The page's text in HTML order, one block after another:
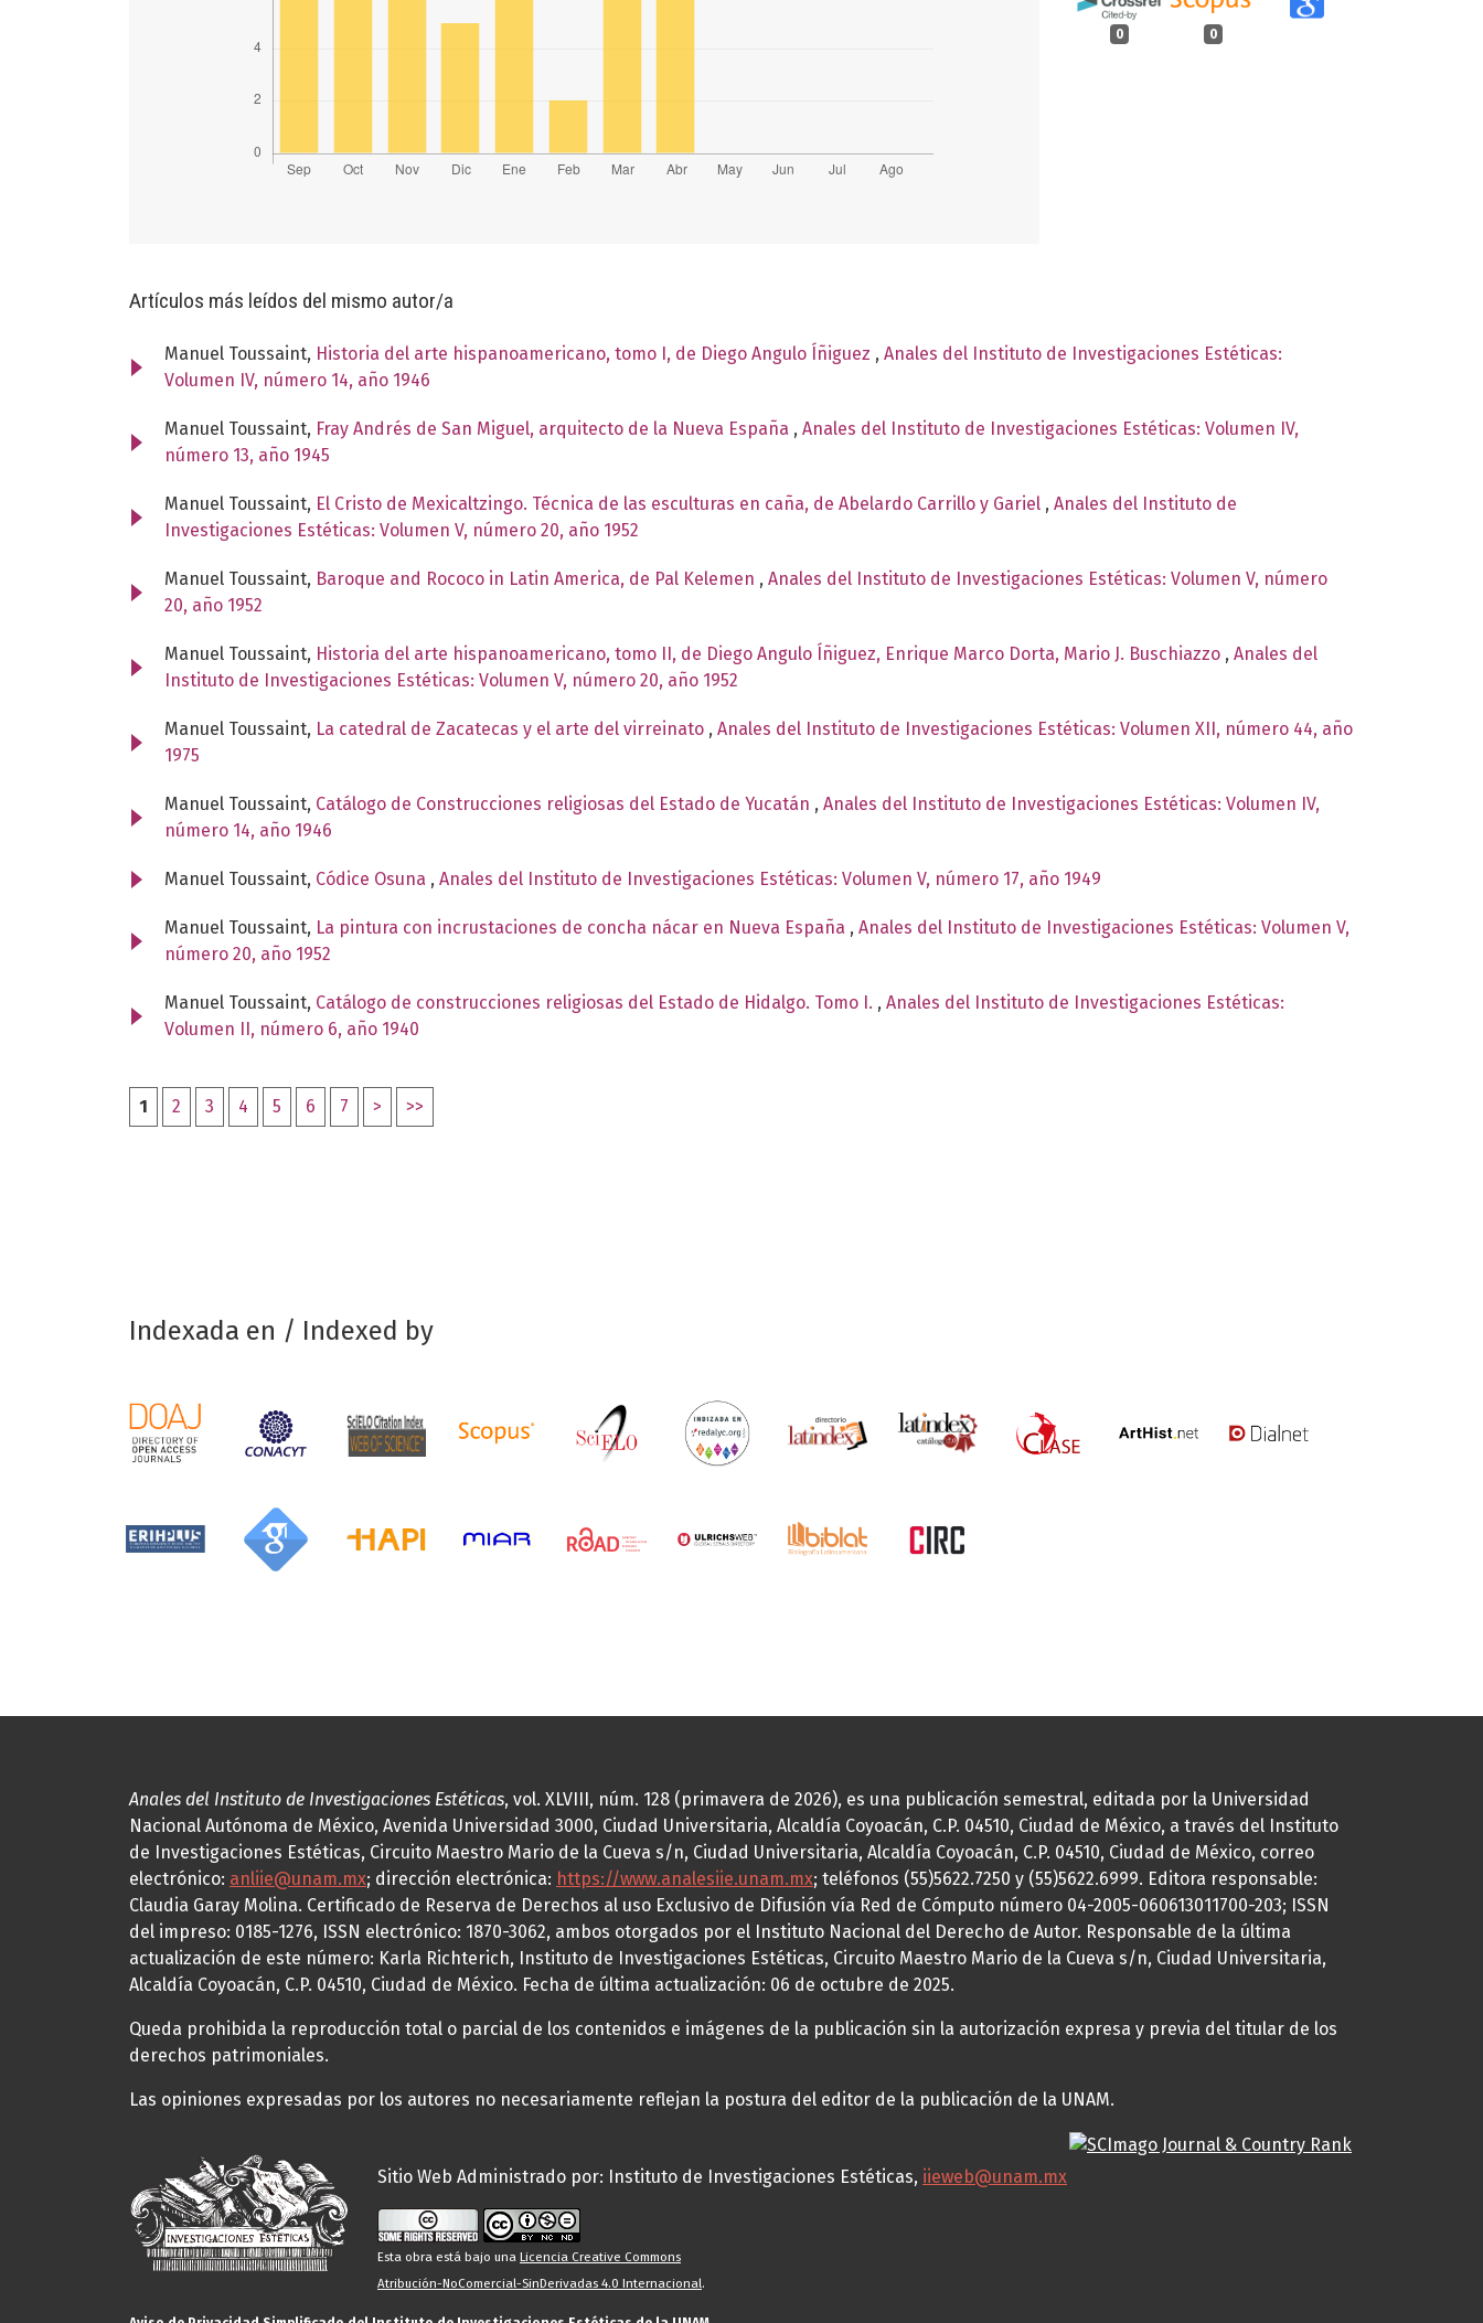
0 0
Artículos más leídos del mismo autor/a
Manuel Toussaint, Historia del arte hispanoamericano, tomo I, de Diego Angulo Íñiguez , Anales del Instituto de Investigaciones Estéticas:
Volumen IV, número 14, año 1946
Manuel Toussaint, Fray Andrés de San Miguel, arquitecto de la Nueva España , Anales del Instituto de Investigaciones Estéticas: Volumen IV,
número 13, año 1945
Manuel Toussaint, El Cristo de Mexicaltzingo. Técnica de las esculturas en caña, de Abelardo Carrillo y Gariel , Anales del Instituto de
Investigaciones Estéticas: Volumen V, número 20, año 1952
Manuel Toussaint, Baroque and Rococo in Latin America, de Pal Kelemen , Anales del Instituto de Investigaciones Estéticas: Volumen V, número
20, año 1952
Manuel Toussaint, Historia del arte hispanoamericano, tomo II, de Diego Angulo Íñiguez, Enrique Marco Dorta, Mario J. Buschiazzo , Anales del
Instituto de Investigaciones Estéticas: Volumen V, número 20, año 1952
Manuel Toussaint, La catedral de Zacatecas y el arte del virreinato , Anales del Instituto de Investigaciones Estéticas: Volumen XII, número 44, año
1975
Manuel Toussaint, Catálogo de Construcciones religiosas del Estado de Yucatán , Anales del Instituto de Investigaciones Estéticas: Volumen IV,
número 14, año 1946
Manuel Toussaint, Códice Osuna , Anales del Instituto de Investigaciones Estéticas: Volumen V, número 17, año 1949
Manuel Toussaint, La pintura con incrustaciones de concha nácar en Nueva España , Anales del Instituto de Investigaciones Estéticas: Volumen V,
número 20, año 1952
Manuel Toussaint, Catálogo de construcciones religiosas del Estado de Hidalgo. Tomo I. , Anales del Instituto de Investigaciones Estéticas:
Volumen II, número 6, año 1940
1 2 3 4 5 6 7 > >>
Indexada en / Indexed by
Anales del Instituto de Investigaciones Estéticas, vol. XLVIII, núm. 128 (primavera de 2026), es una publicación semestral, editada por la Universidad
Nacional Autónoma de México, Avenida Universidad 3000, Ciudad Universitaria, Alcaldía Coyoacán, C.P. 04510, Ciudad de México, a través del Instituto
de Investigaciones Estéticas, Circuito Maestro Mario de la Cueva s/n, Ciudad Universitaria, Alcaldía Coyoacán, C.P. 04510, Ciudad de México, correo
electrónico: anliie@unam.mx; dirección electrónica: https://www.analesiie.unam.mx; teléfonos (55)5622.7250 y (55)5622.6999. Editora responsable:
Claudia Garay Molina. Certificado de Reserva de Derechos al uso Exclusivo de Difusión vía Red de Cómputo número 04-2005-060613011700-203; ISSN
del impreso: 0185-1276, ISSN electrónico: 1870-3062, ambos otorgados por el Instituto Nacional del Derecho de Autor. Responsable de la última
actualización de este número: Karla Richterich, Instituto de Investigaciones Estéticas, Circuito Maestro Mario de la Cueva s/n, Ciudad Universitaria,
Alcaldía Coyoacán, C.P. 04510, Ciudad de México. Fecha de última actualización: 06 de octubre de 2025.
Queda prohibida la reproducción total o parcial de los contenidos e imágenes de la publicación sin la autorización expresa y previa del titular de los
derechos patrimoniales.
Las opiniones expresadas por los autores no necesariamente reflejan la postura del editor de la publicación de la UNAM.
Sitio Web Administrado por: Instituto de Investigaciones Estéticas, iieweb@unam.mx
Esta obra está bajo una Licencia Creative Commons
Atribución-NoComercial-SinDerivadas 4.0 Internacional.